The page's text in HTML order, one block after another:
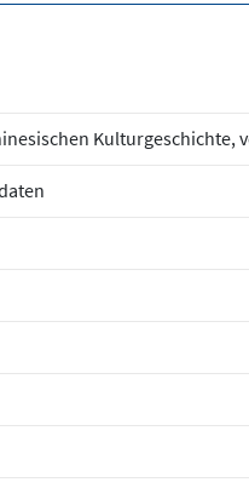
Kulturgeschichte,